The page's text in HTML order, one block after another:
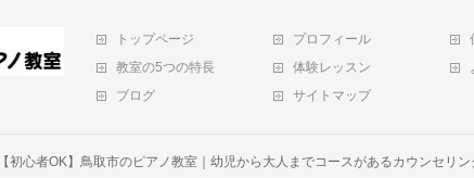
トップページ プロフィール
教室の5つの特長
体験レッスン
ブログ
サイトマップ
【初心者OK】鳥取市のピアノ教室｜幼児から大人までコースがあるカウンセリ